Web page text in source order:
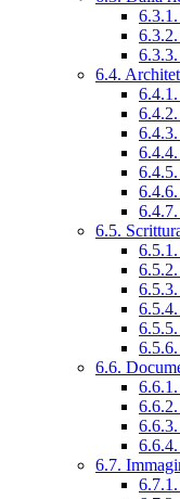
6.4.
6.5.
6.6.
6.7.